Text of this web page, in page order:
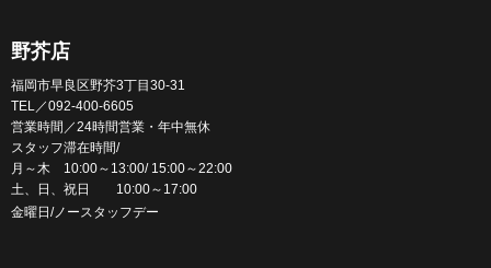
野芥店
福岡市早良区野芥3丁目30-31
TEL／092-400-6605
営業時間／24時間営業・年中無休
スタッフ滞在時間/
月～木 10:00～13:00/ 15:00～22:00
土、日、祝日 10:00～17:00
金曜日/ノースタッフデー